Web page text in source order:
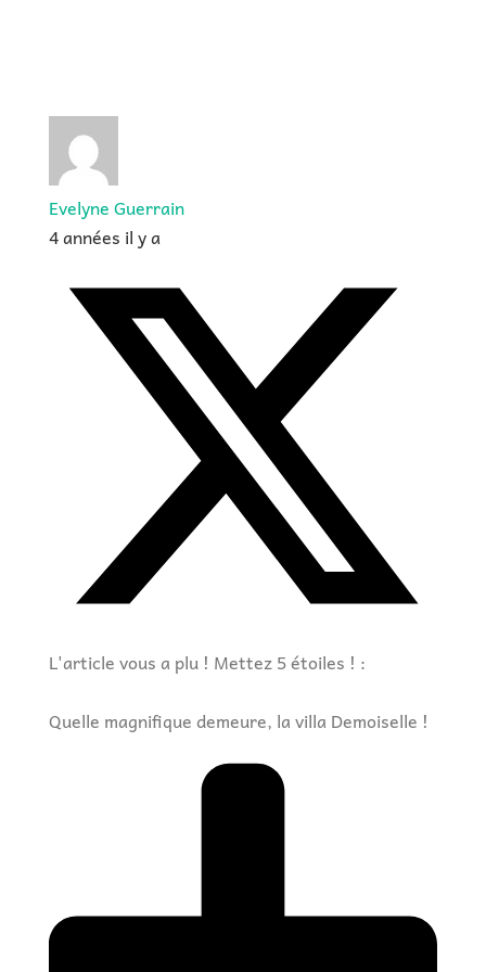
Evelyne Guerrain
4 années il y a
L'article vous a plu ! Mettez 5 étoiles ! :
Quelle magnifique demeure, la villa Demoiselle !